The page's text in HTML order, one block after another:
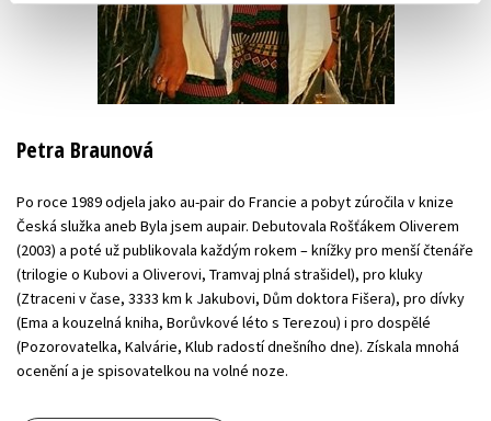
Petra Braunová
Po roce 1989 odjela jako au-pair do Francie a pobyt zúročila v knize
Česká služka aneb Byla jsem aupair. Debutovala Rošťákem Oliverem
(2003) a poté už publikovala každým rokem – knížky pro menší čtenáře
(trilogie o Kubovi a Oliverovi, Tramvaj plná strašidel), pro kluky
(Ztraceni v čase, 3333 km k Jakubovi, Dům doktora Fišera), pro dívky
(Ema a kouzelná kniha, Borůvkové léto s Terezou) i pro dospělé
(Pozorovatelka, Kalvárie, Klub radostí dnešního dne). Získala mnohá
ocenění a je spisovatelkou na volné noze.